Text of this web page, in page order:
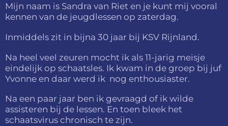
Mijn naam is Sandra van Riet en je kunt mij vooral
kennen van de jeugdlessen op zaterdag.
Inmiddels zit in bijna 30 jaar bij KSV Rijnland.
Na heel veel zeuren mocht ik als 11-jarig meisje
eindelijk op schaatsles. Ik kwam in de groep bij juf
Yvonne en daar werd ik nog enthousiaster.
Na een paar jaar ben ik gevraagd of ik wilde
assisteren bij de lessen. En toen bleek het
schaatsvirus chronisch te zijn.